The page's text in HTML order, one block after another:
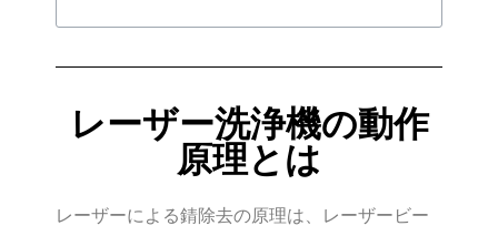
レーザー洗浄機の動作
原理とは
レーザーによる錆除去の原理は、レーザービー